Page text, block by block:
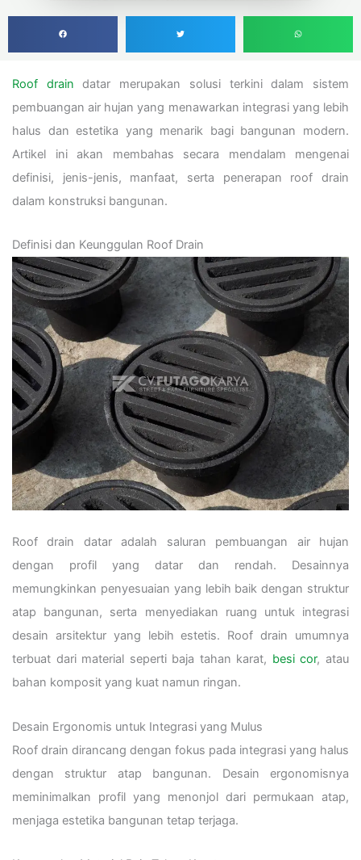
Roof drain datar merupakan solusi terkini dalam sistem
pembuangan air hujan yang menawarkan integrasi yang lebih
halus dan estetika yang menarik bagi bangunan modern.
Artikel ini akan membahas secara mendalam mengenai
definisi, jenis-jenis, manfaat, serta penerapan roof drain
dalam konstruksi bangunan.
Definisi dan Keunggulan Roof Drain
Roof drain datar adalah saluran pembuangan air hujan
dengan profil yang datar dan rendah. Desainnya
memungkinkan penyesuaian yang lebih baik dengan struktur
atap bangunan, serta menyediakan ruang untuk integrasi
desain arsitektur yang lebih estetis. Roof drain umumnya
terbuat dari material seperti baja tahan karat, besi cor, atau
bahan komposit yang kuat namun ringan.
Desain Ergonomis untuk Integrasi yang Mulus
Roof drain dirancang dengan fokus pada integrasi yang halus
dengan struktur atap bangunan. Desain ergonomisnya
meminimalkan profil yang menonjol dari permukaan atap,
menjaga estetika bangunan tetap terjaga.